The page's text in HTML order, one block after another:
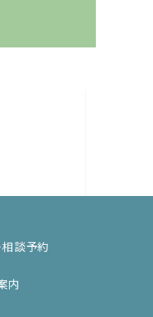
相談予約
内